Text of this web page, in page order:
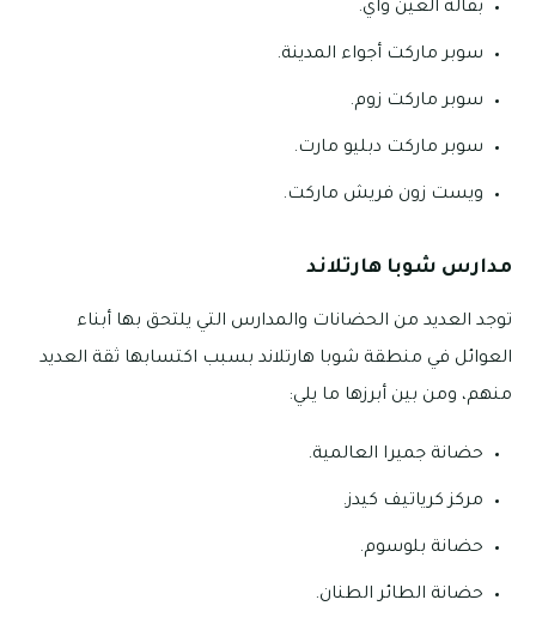
بقالة العين واي.
سوبر ماركت أجواء المدينة.
سوبر ماركت زوم.
سوبر ماركت دبليو مارت.
ويست زون فريش ماركت.
مدارس شوبا هارتلاند
توجد العديد من الحضانات والمدارس التي يلتحق بها أبناء
العوائل في منطقة شوبا هارتلاند بسبب اكتسابها ثقة العديد
منهم، ومن بين أبرزها ما يلي:
حضانة جميرا العالمية.
مركز كرياتيف كيدز.
حضانة بلوسوم.
حضانة الطائر الطنان.